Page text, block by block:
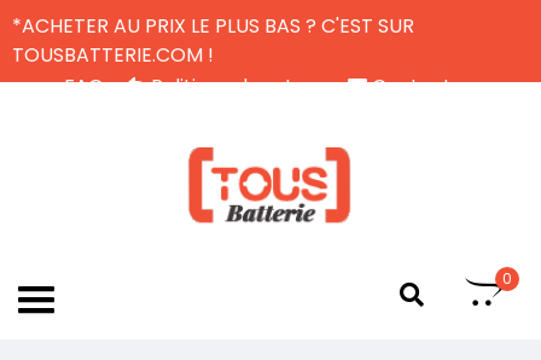
*ACHETER AU PRIX LE PLUS BAS ? C'EST SUR
TOUSBATTERIE.COM !
FAQ
Politique de retour
Contactez-nous
0